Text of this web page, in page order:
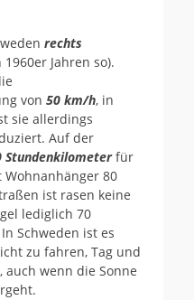
rechts
Jahren so).
von 50 km/h, in
sie allerdings
Auf der
Stundenkilometerfür
Wohnanhänger 80
ist rasen keine
lediglich 70
Schweden ist es
zu fahren, Tag und
auch wenn die Sonne